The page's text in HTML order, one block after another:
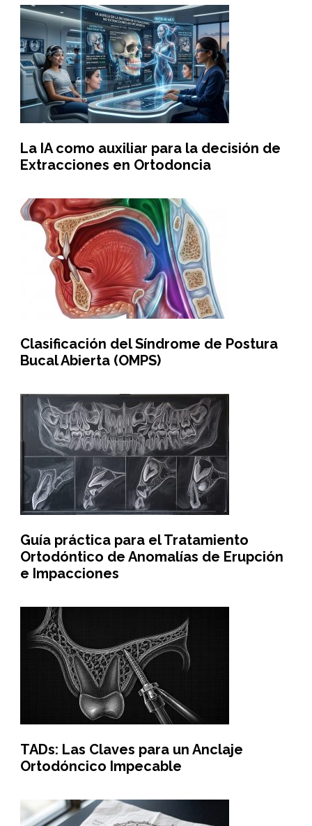
La IA como auxiliar para la decisión de
Extracciones en Ortodoncia
Clasificación del Síndrome de Postura
Bucal Abierta (OMPS)
Guía práctica para el Tratamiento
Ortodóntico de Anomalías de Erupción
e Impacciones
TADs: Las Claves para un Anclaje
Ortodóncico Impecable